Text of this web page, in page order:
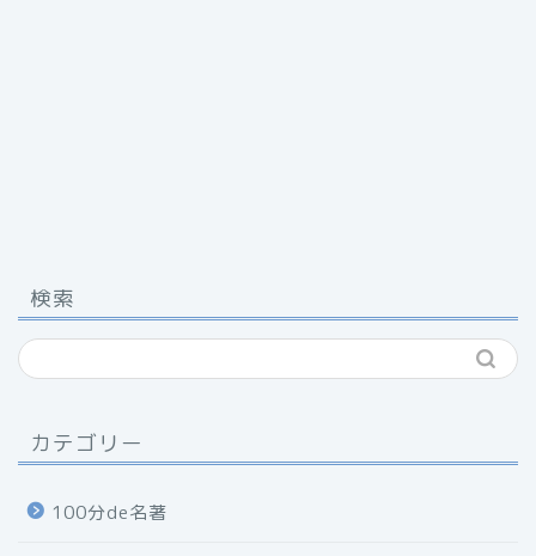
検索
カテゴリー
100分de名著